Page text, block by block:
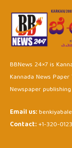
BBNews 24×7 is
Kannada News
Newspaper
Email us:
Contact:+1-320-